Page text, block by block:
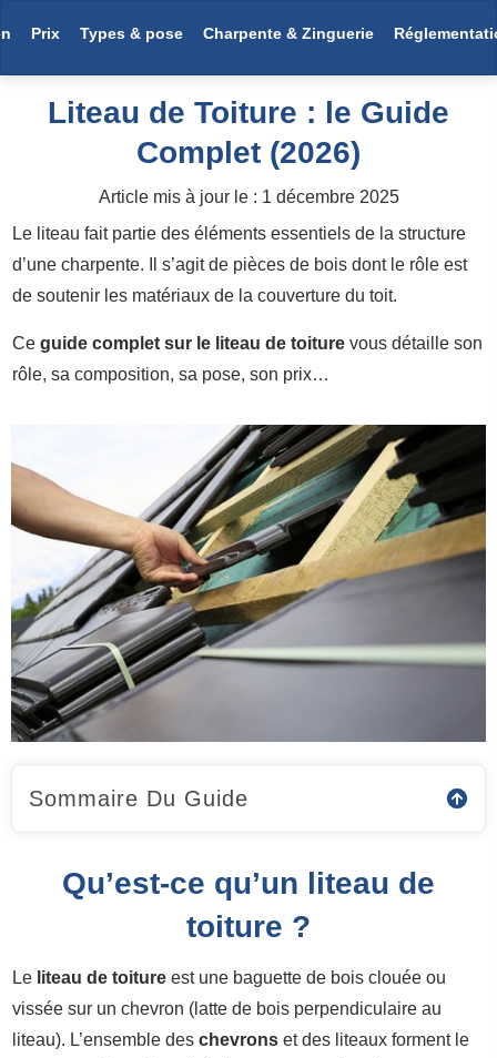
Prix Types & pose Charpente & Zinguerie
Liteau de Toiture : le Guide
Complet (2026)
Article mis à jour le : 1 décembre 2025
Le liteau fait partie des éléments essentiels de la structure
d’une charpente. Il s’agit de pièces de bois dont le rôle est
de soutenir les matériaux de la couverture du toit.
Ce guide complet sur le liteau de toiture vous détaille son
rôle, sa composition, sa pose, son prix…
Sommaire Du Guide
Qu’est-ce qu’un liteau de
toiture ?
Le liteau de toiture est une baguette de bois clouée ou
vissée sur un chevron (latte de bois perpendiculaire au
liteau). L’ensemble des chevrons et des liteaux forment le